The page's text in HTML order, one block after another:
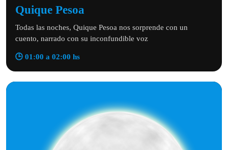
Quique Pesoa
Todas las noches, Quique Pesoa nos sorprende con un
cuento, narrado con su inconfundible voz
🕒 01:00 a 02:00 hs